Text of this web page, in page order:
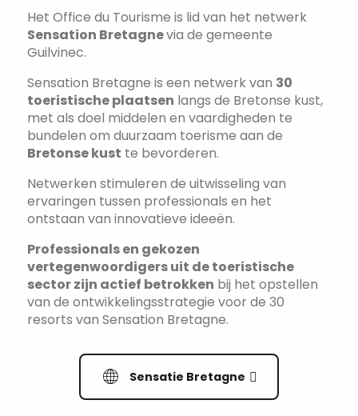
Het Office du Tourisme is lid van het netwerk
Sensation Bretagnevia de gemeente
Guilvinec.
Sensation Bretagne is een netwerk van 30
toeristische plaatsen langs de Bretonse kust,
met als doel middelen en vaardigheden te
bundelen om duurzaam toerisme aan de
Bretonse kust te bevorderen.
Netwerken stimuleren de uitwisseling van
ervaringen tussen professionals en het
ontstaan van innovatieve ideeën.
Professionals en gekozen
vertegenwoordigers uit de toeristische
sector zijn actief betrokken bij het opstellen
van de ontwikkelingsstrategie voor de 30
resorts van Sensation Bretagne.
Sensatie Bretagne